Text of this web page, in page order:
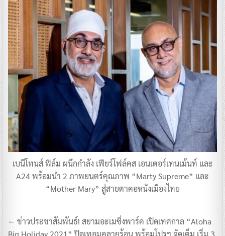
เบนีโทนส์ ฟิล์ม ผนึกกำลัง เฟียร์โฟล์คส เอนเตอร์เทนเม้นท์ และ
A24 พร้อมนำ 2 ภาพยนตร์คุณภาพ “Marty Supreme” และ
“Mother Mary” สู่สายตาคอหนังเมืองไทย
แนะแนว
← ข่าวประชาสัมพันธ์! สยามอะเมซิ่งพาร์ค เปิดเทศกาล “Aloha
Big Holiday 2021” ปิดเทอมคลายร้อน พร้อมโปรฯ จัดเต็ม เริ่ม 3